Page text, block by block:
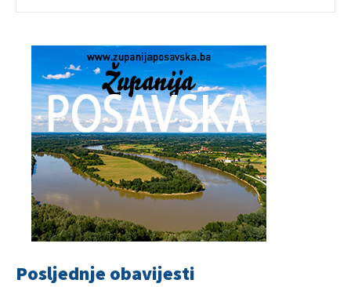
Posljednje obavijesti